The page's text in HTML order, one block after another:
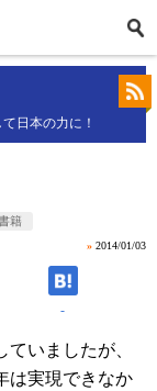
日本の力に！
籍
» 2014/01/03
-
いましたが、
は実現できなか